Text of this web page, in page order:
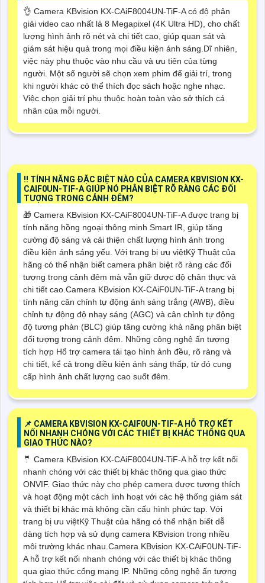
👌 Camera KBvision KX-CAiF8004UN-TiF-A có độ phân
giải video cao nhất là 8 Megapixel (4K Ultra HD), cho chất
lượng hình ảnh rõ nét và chi tiết cao, giúp quan sát và
giám sát hiệu quả trong mọi điều kiện ánh sáng.Dĩ nhiên,
việc này phụ thuộc vào nhu cầu và ưu tiên của từng
người. Một số người sẽ chọn xem phim để giải trí, trong
khi người khác có thể thích đọc sách hoặc nghe nhạc.
Việc chọn giải trí phụ thuộc hoàn toàn vào sở thích cá
nhân của mỗi người.
‼️ TÍNH NĂNG ĐẶC BIỆT NÀO CỦA CAMERA KBVISION KX-
CAIF0UN-TIF-A GIÚP NÓ PHÂN BIỆT RÕ RÀNG CÁC ĐỐI
TƯỢNG TRONG CẢNH ĐÊM?
🎁 Camera KBvision KX-CAiF8004UN-TiF-A được trang bị
tính năng hồng ngoại thông minh Smart IR, giúp tăng
cường độ sáng và cải thiện chất lượng hình ảnh trong
điều kiện ánh sáng yếu. Với trang bị ưu việtKỹ Thuật của
hãng có thể nhận biết camera phân biệt rõ ràng các đối
tượng trong cảnh đêm mà vẫn giữ được độ chân thực và
chi tiết cao.Camera KBvision KX-CAiF0UN-TiF-A trang bị
tính năng cân chỉnh tự động ánh sáng trắng (AWB), điều
chỉnh tự động độ nhạy sáng (AGC) và cân chỉnh tự động
độ tương phản (BLC) giúp tăng cường khả năng phân biệt
đối tượng trong cảnh đêm. Những công nghệ ấn tượng
tích hợp Hổ trợ camera tái tạo hình ảnh đều, rõ ràng và
chi tiết, kể cả trong điều kiện ánh sáng thấp, từ đó cung
cấp hình ảnh chất lượng cao suốt đêm.
📌 CAMERA KBVISION KX-CAIF0UN-TIF-A HỖ TRỢ KẾT
NỐI NHANH CHÓNG VỚI CÁC THIẾT BỊ KHÁC THÔNG QUA
GIAO THỨC NÀO?
🤵 Camera KBvision KX-CAiF8004UN-TiF-A hỗ trợ kết nối
nhanh chóng với các thiết bị khác thông qua giao thức
ONVIF. Giao thức này cho phép camera được tương thích
và hoạt động một cách linh hoạt với các hệ thống giám sát
và thiết bị khác mà không cần cấu hình phức tạp. Với
trang bị ưu việtKỹ Thuật của hãng có thể nhận biết dễ
dàng tích hợp và sử dụng camera KBvision trong nhiều
môi trường khác nhau.Camera KBvision KX-CAiF0UN-TiF-
A hỗ trợ kết nối nhanh chóng với các thiết bị khác thông
qua giao thức cổng mạng IP. Những công nghệ ấn tượng